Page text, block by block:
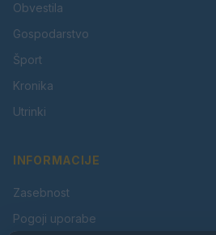
Obvestila
Gospodarstvo
Šport
Kronika
Utrinki
INFORMACIJE
Zasebnost
Pogoji uporabe